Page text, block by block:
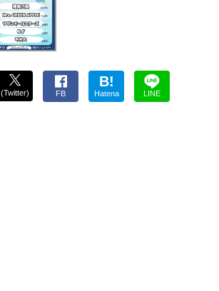
(Twitter) FB
B!
Hatena LINE